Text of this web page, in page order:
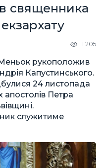
священника
1 205
рукоположив
Капустинського.
24 листопада
апостолів Петра
служитиме